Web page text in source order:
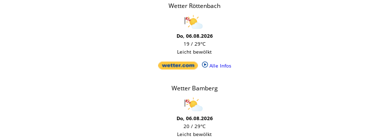
Wetter Röttenbach
Do, 06.08.2026
19 / 29°C
Leicht bewölkt
Alle Infos
Wetter Bamberg
Do, 06.08.2026
20 / 29°C
Leicht bewölkt